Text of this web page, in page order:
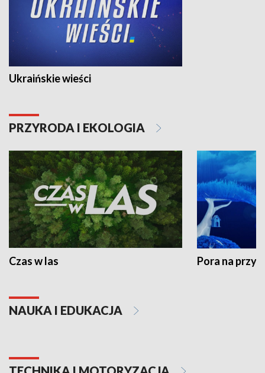
Ukraińskie wieści
PRZYRODA I EKOLOGIA
Czas w las Pora na
NAUKA I EDUKACJA